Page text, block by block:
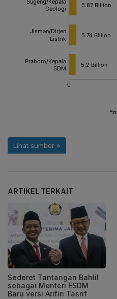
ARTIKEL TERKAIT
Sederet Tantangan Bahlil
sebagai Menteri ESDM
Baru versi Arifin Tasrif